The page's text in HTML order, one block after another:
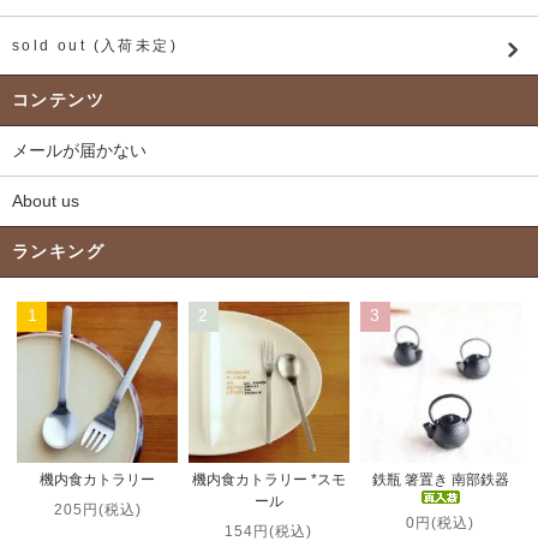
sold out (入荷未定)
コンテンツ
メールが届かない
About us
ランキング
1
機内食カトラリー
205円(税込)
2
機内食カトラリー *スモ
ール
154円(税込)
3
鉄瓶 箸置き 南部鉄器
0円(税込)